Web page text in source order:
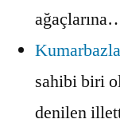
sahibi biri
denilen